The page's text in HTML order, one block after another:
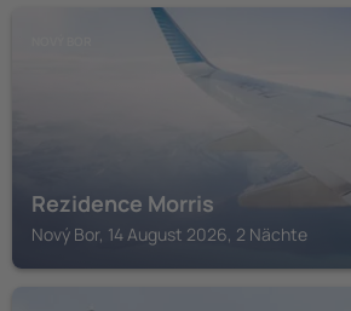
Rezidence Morris
Nový Bor, 14 August 2026, 2 Nächte